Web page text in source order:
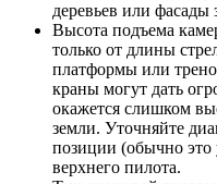
деревьев или фасады
Высота подъема
только от длины
платформы или
краны могут дать
окажется слишком
земли. Уточняйте
позиции (обычно это
верхнего пилота.